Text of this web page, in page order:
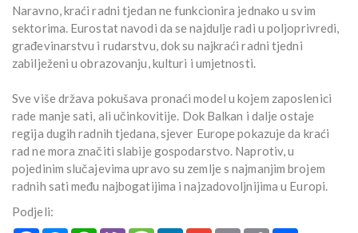
Naravno, kraći radni tjedan ne funkcionira jednako u svim
sektorima. Eurostat navodi da se najdulje radi u poljoprivredi,
građevinarstvu i rudarstvu, dok su najkraći radni tjedni
zabilježeni u obrazovanju, kulturi i umjetnosti.
Sve više država pokušava pronaći model u kojem zaposlenici
rade manje sati, ali učinkovitije. Dok Balkan i dalje ostaje
regija dugih radnih tjedana, sjever Europe pokazuje da kraći
rad ne mora značiti slabije gospodarstvo. Naprotiv, u
pojedinim slučajevima upravo su zemlje s najmanjim brojem
radnih sati među najbogatijima i najzadovoljnijima u Europi.
Podjeli: